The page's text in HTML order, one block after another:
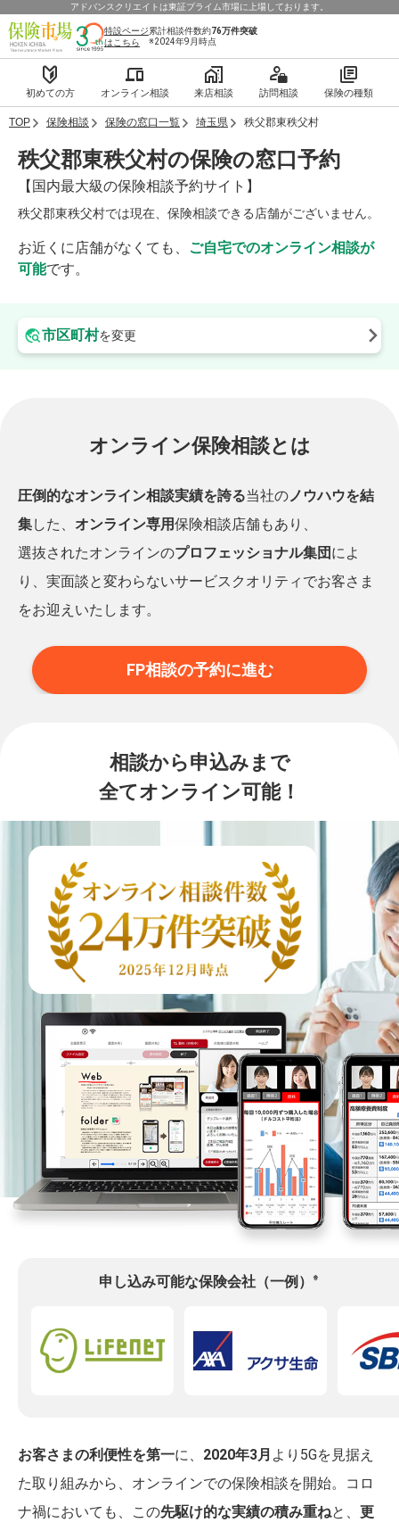
アドバンスクリエイトは東証プライム市場に上場しております。
特設ページ
はこちら
累計相談件数約76万件突破
※2024年9月時点
初めての方 オンライン相談 来店相談 訪問相談 保険の種類
TOP 保険相談 保険の窓口一覧 埼玉県 秩父郡東秩父村
秩父郡東秩父村の保険の窓口予約
【国内最大級の保険相談予約サイト】
秩父郡東秩父村では現在、保険相談できる店舗がございません。
お近くに店舗がなくても、 ご自宅でのオンライン相談が
可能です。
市区町村を変更
オンライン保険相談とは
圧倒的なオンライン相談実績を誇る当社のノウハウを結
集した、 オンライン専用保険相談店舗もあり、
選抜されたオンラインのプロフェッショナル集団 によ
り、実面談と変わらないサービスクオリティでお客さま
をお迎えいたします。
FP相談の予約に進む
相談から申込みまで
全てオンライン可能！
申し込み可能な保険会社（一例） ※
お客さまの利便性を第一に、 2020年3月 より5Gを見据え
た取り組みから、オンラインでの保険相談を開始。コロ
ナ禍においても、この先駆け的な実績の積み重ねと、 更